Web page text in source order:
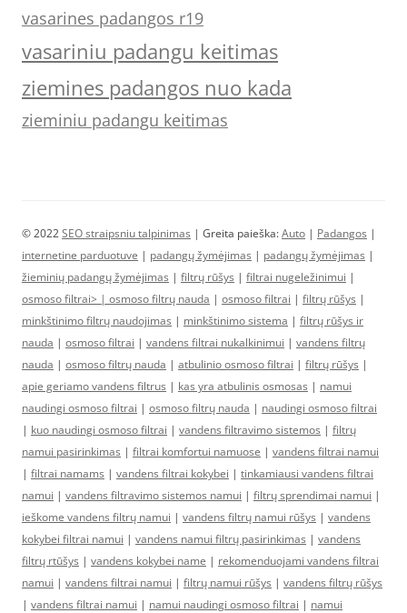
vasarines padangos r19
vasariniu padangu keitimas
ziemines padangos nuo kada
zieminiu padangu keitimas
© 2022SEO straipsniu talpinimas | Greita paieška:Auto | Padangos |
internetine parduotuve | padangų žymėjimas | padangų žymėjimas |
žieminių padangų žymėjimas | filtrų rūšys | filtrai nugeležinimui |
osmoso filtrai> | osmoso filtrų nauda | osmoso filtrai | filtrų rūšys |
minkštinimo filtrų naudojimas | minkštinimo sistema | filtrų rūšys ir
nauda | osmoso filtrai | vandens filtrai nukalkinimui | vandens filtrų
nauda | osmoso filtrų nauda | atbulinio osmoso filtrai | filtrų rūšys |
apie geriamo vandens filtrus | kas yra atbulinis osmosas | namui
naudingi osmoso filtrai | osmoso filtrų nauda | naudingi osmoso filtrai
| kuo naudingi osmoso filtrai | vandens filtravimo sistemos | filtrų
namui pasirinkimas | filtrai komfortui namuose | vandens filtrai namui
| filtrai namams | vandens filtrai kokybei | tinkamiausi vandens filtrai
namui | vandens filtravimo sistemos namui | filtrų sprendimai namui |
ieškome vandens filtrų namui | vandens filtrų namui rūšys | vandens
kokybei filtrai namui | vandens namui filtrų pasirinkimas | vandens
filtrų rtūšys | vandens kokybei name | rekomenduojami vandens filtrai
namui | vandens filtrai namui | filtrų namui rūšys | vandens filtrų rūšys
| vandens filtrai namui | namui naudingi osmoso filtrai | namui